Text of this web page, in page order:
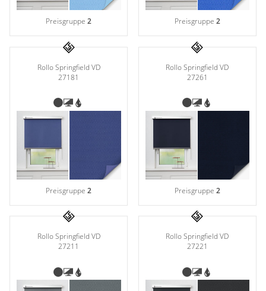
Preisgruppe2 Preisgruppe 2
Rollo Springfield VD
27181
Preisgruppe2
Rollo Springfield VD
27261
Preisgruppe 2
Rollo Springfield VD
27211
Rollo Springfield VD
27221